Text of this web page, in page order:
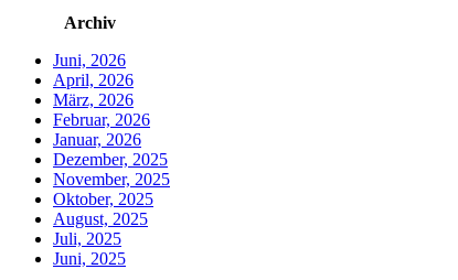
Archiv
Juni, 2026
April, 2026
März, 2026
Februar, 2026
Januar, 2026
Dezember, 2025
November, 2025
Oktober, 2025
August, 2025
Juli, 2025
Juni, 2025